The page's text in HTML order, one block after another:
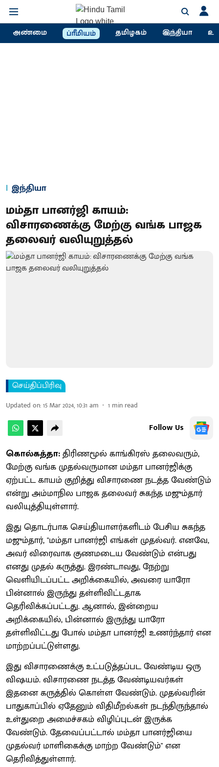
அண்மை ப்ரீமியம் தமிழகம் இந்தியா
இந்தியா
மம்தா பானர்ஜி காயம்:
விசாரணைக்கு மேற்கு வங்க பாஜக
தலைவர் வலியுறுத்தல்
செய்திப்பிரிவு
Updated on:15 Mar 2024, 10:31 am 1 min read
Follow Us
கொல்கத்தா:திரிணமூல் காங்கிரஸ் தலைவரும்,
மேற்கு வங்க முதல்வருமான மம்தா பானர்ஜிக்கு
ஏற்பட்ட காயம் குறித்து விசாரணை நடத்த வேண்டும்
என்று அம்மாநில பாஜக தலைவர் சுகந்த மஜும்தார்
வலியுத்தியுள்ளார்.
இது தொடர்பாக செய்தியாளர்களிடம் பேசிய சுகந்த
மஜும்தார், "மம்தா பானர்ஜி எங்கள் முதல்வர். எனவே,
அவர் விரைவாக குணமடைய வேண்டும் என்பது
எனது முதல் கருத்து. இரண்டாவது, நேற்று
வெளியிடப்பட்ட அறிக்கையில், அவரை யாரோ
பின்னால் இருந்து தள்ளிவிட்டதாக
தெரிவிக்கப்பட்டது. ஆனால், இன்றைய
அறிக்கையில், பின்னால் இருந்து யாரோ
தள்ளிவிட்டது போல் மம்தா பானர்ஜி உணர்ந்தார் என
மாற்றப்பட்டுள்ளது.
இது விசாரணைக்கு உட்படுத்தப்பட வேண்டிய ஒரு
விஷயம். விசாரணை நடத்த வேண்டியவர்கள்
இதனை கருத்தில் கொள்ள வேண்டும். முதல்வரின்
பாதுகாப்பில் ஏதேனும் விதிமீறல்கள் நடந்திருந்தால்
உள்துறை அமைச்சகம் விழிப்புடன் இருக்க
வேண்டும். தேவைப்பட்டால் மம்தா பானர்ஜியை
முதல்வர் மாளிகைக்கு மாற்ற வேண்டும்" என
தெரிவித்துள்ளார்.